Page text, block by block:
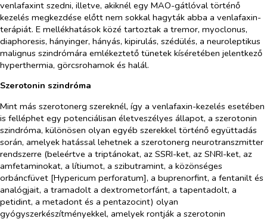
venlafaxint szedni, illetve, akiknél egy MAO-gátlóval történő
kezelés megkezdése előtt nem sokkal hagyták abba a venlafaxin-
terápiát. E mellékhatások közé tartoztak a tremor, myoclonus,
diaphoresis, hányinger, hányás, kipirulás, szédülés, a neuroleptikus
malignus szindrómára emlékeztető tünetek kíséretében jelentkező
hyperthermia, görcsrohamok és halál.
Szerotonin szindróma
Mint más szerotonerg szereknél, így a venlafaxin-kezelés esetében
is felléphet egy potenciálisan életveszélyes állapot, a szerotonin
szindróma, különösen olyan egyéb szerekkel történő együttadás
során, amelyek hatással lehetnek a szerotonerg neurotranszmitter
rendszerre (beleértve a triptánokat, az SSRI-ket, az SNRI-ket, az
amfetaminokat, a lítiumot, a szibutramint, a közönséges
orbáncfüvet [Hypericum perforatum], a buprenorfint, a fentanilt és
analógjait, a tramadolt a dextrometorfánt, a tapentadolt, a
petidint, a metadont és a pentazocint) olyan
gyógyszerkészítményekkel, amelyek rontják a szerotonin